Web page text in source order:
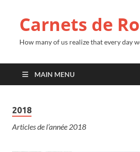
Carnets de
How many of us realize that every day
MAIN MENU
2018
Articles de l’année 2018